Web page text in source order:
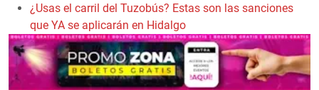
¿Usas el carril del Tuzobús? Estas son las sanciones
que YA se aplicarán en Hidalgo